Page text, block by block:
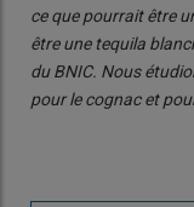
ce que pourrait être
être une tequila
du BNIC. Nous
pour le cognac et